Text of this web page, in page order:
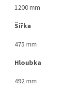
1200 mm
Šířka
475 mm
Hloubka
492 mm